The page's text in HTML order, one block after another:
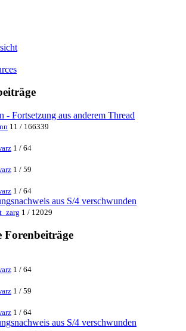
- Fortsetzung aus anderem Thread
11 / 166339
1 / 64
1 / 59
1 / 64
aus S/4 verschwunden
1 / 12029
Forenbeiträge
1 / 64
1 / 59
1 / 64
aus S/4 verschwunden